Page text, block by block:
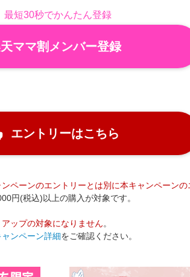
最短30秒でかんたん登録
ママ割メンバー登録
エントリーはこちら
ペーンのエントリーとは別に本キャンペーン
円(税込)以上の購入が対象です。
ップの対象になりません。
ャンペーン詳細をご確認ください。